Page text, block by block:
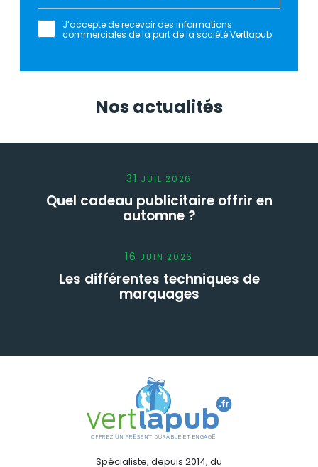
J’accepte de recevoir des informations
commerciales de la part de la société Vertlapub
Nos actualités
31 JUIL 2026
Quel cadeau publicitaire offrir en
automne ?
16 JUIN 2026
Les différentes techniques de
marquages
Spécialiste, depuis 2014, du